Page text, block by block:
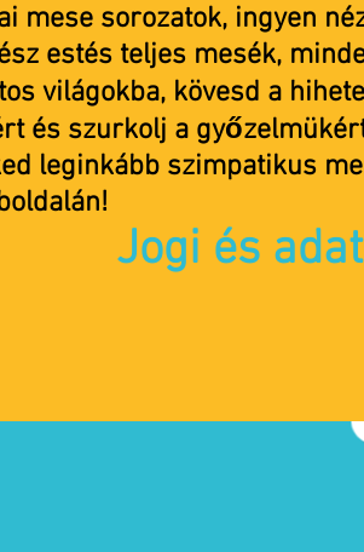
mese sorozatok, ingyen
estés teljes mesék,
világokba, kövesd a
és szurkolj a
leginkább szimpatikus
Jogi és